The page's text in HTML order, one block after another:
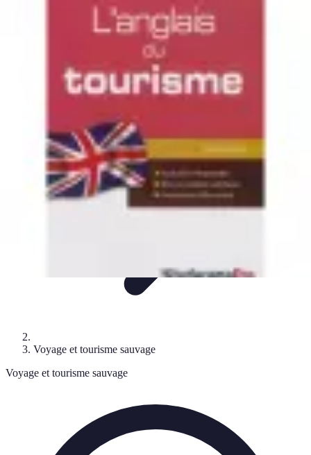
Séjour Sauvage Tourisme
Préparation de VoyageActivités
Voyage et tourisme sauvage
Voyage et tourisme sauvage